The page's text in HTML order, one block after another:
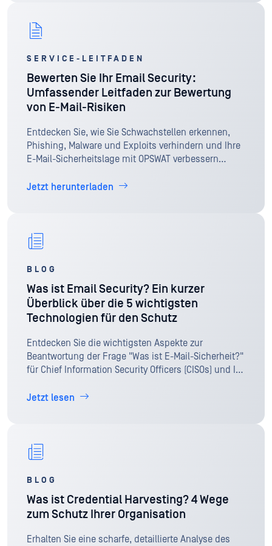
SERVICE-LEITFADEN
Bewerten Sie Ihr Email Security:
Umfassender Leitfaden zur Bewertung
von E-Mail-Risiken
Entdecken Sie, wie Sie Schwachstellen erkennen,
Phishing, Malware und Exploits verhindern und Ihre
E-Mail-Sicherheitslage mit OPSWAT verbessern
Jetzt herunterladen
BLOG
Was ist Email Security? Ein kurzer
Überblick über die 5 wichtigsten
Technologien für den Schutz
Entdecken Sie die wichtigsten Aspekte zur
Beantwortung der Frage "Was ist E-Mail-Sicherheit?"
für Chief Information Security Officers (CISOs) und IT
Jetzt lesen
BLOG
Was ist Credential Harvesting? 4 Wege
zum Schutz Ihrer Organisation
Erhalten Sie eine scharfe, detaillierte Analyse des